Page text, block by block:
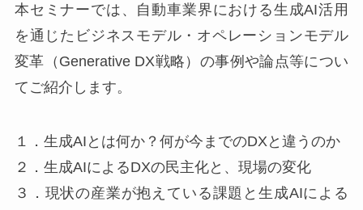
本セミナーでは、自動車業界における生成AI活用
を通じたビジネスモデル・オペレーションモデル
変革（Generative DX戦略）の事例や論点等につい
てご紹介します。
１．生成AIとは何か？何が今までのDXと違うのか
２．生成AIによるDXの民主化と、現場の変化
３．現状の産業が抱えている課題と生成AIによる